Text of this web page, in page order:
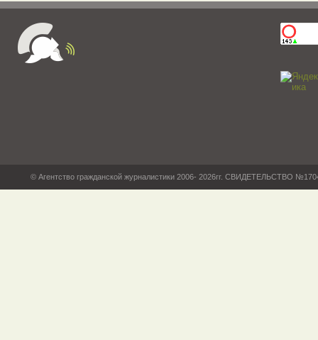
© Агентство гражданской журналистики 2006- 2026гг. СВИДЕТЕЛЬСТВО